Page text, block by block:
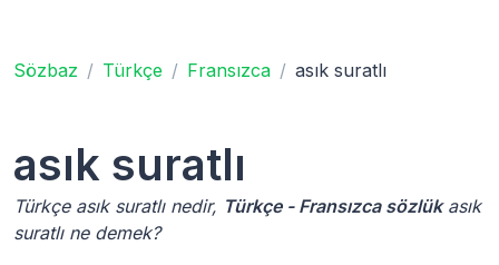
Sözbaz Türkçe Fransızca asık suratlı
asık suratlı
Türkçe asık suratlı nedir, Türkçe - Fransızca sözlükasık
suratlı ne demek?